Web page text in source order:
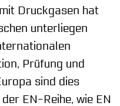
Druckgasen hat
unterliegen
Prüfung und
sind dies
EN-Reihe, wie EN